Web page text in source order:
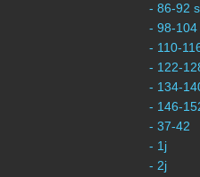
- 86-92
- 98-104
- 110-
- 122-
- 134-
- 146-
- 37-42
- 1j
- 2j